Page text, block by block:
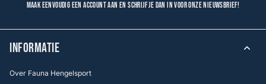
Maak eenvoudig een account aan en schrijf je dan in voor onze nieuwsbrief!
INFORMATIE
Over Fauna Hengelsport